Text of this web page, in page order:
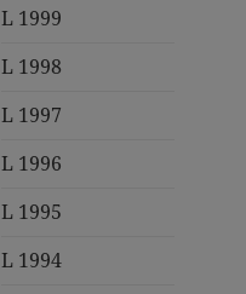
L 1999
L 1998
L 1997
L 1996
L 1995
L 1994